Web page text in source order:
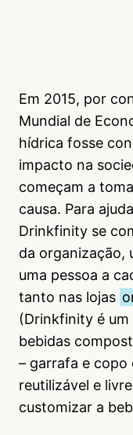
Em 2015, por
Mundial de
hídrica fosse
impacto na
começam a
causa. Para
Drinkfinity se
da organização,
uma pessoa a
tanto nas lojas
(Drinkfinity é
bebidas
– garrafa e copo
reutilizável e
customizar a